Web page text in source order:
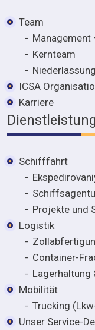
Team
Management
Kernteam
ICSA
Karriere
Schifffahrt
Projekte und
Logistik
Container-
Lagerhaltung
Mobilität
Trucking
Unser Service-